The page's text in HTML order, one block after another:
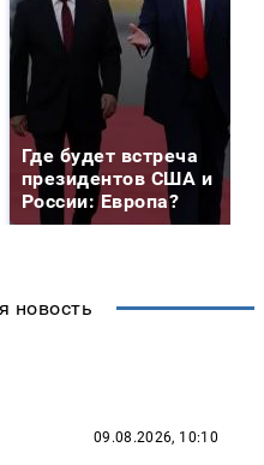
Где будет встреча
президентов США и
России: Европа?
новость
09.08.2026, 10:10